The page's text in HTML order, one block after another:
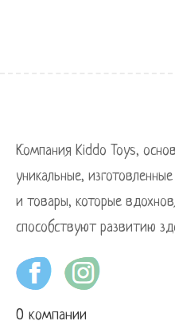
Компания Kiddo Toys,
уникальные,
и товары, которые
способствуют развитию
О компании